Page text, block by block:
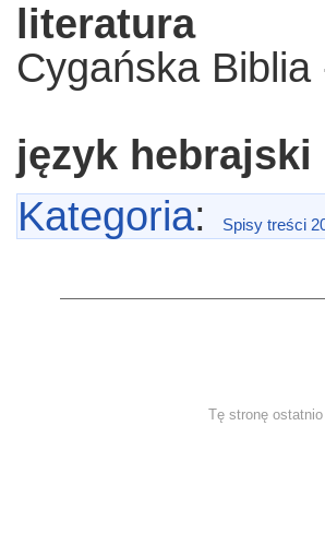
literatura
Cygańska
język hebrajski
Kategoria: Spisy treści
Tę stronę